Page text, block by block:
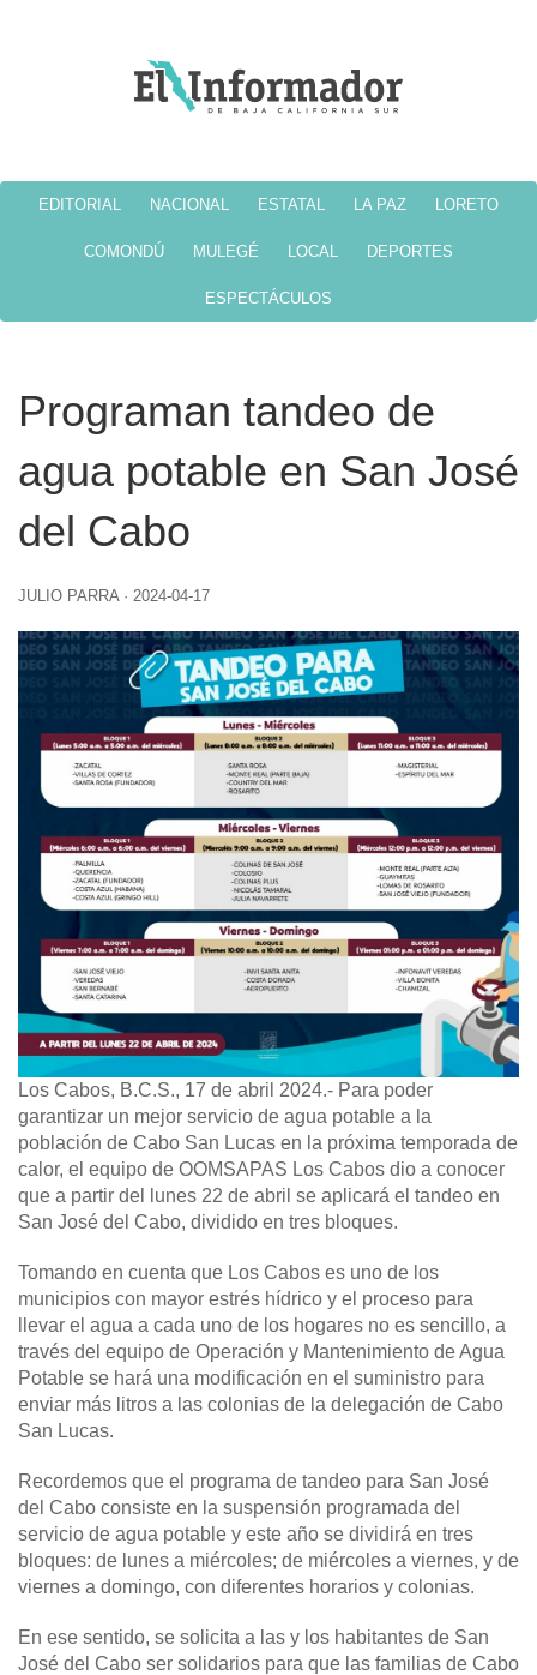
EDITORIAL NACIONAL ESTATAL LA PAZ LORETO
COMONDÚ MULEGÉ LOCAL DEPORTES
ESPECTÁCULOS
Programan tandeo de
agua potable en San José
del Cabo
JULIO PARRA · 2024-04-17
Los Cabos, B.C.S., 17 de abril 2024.- Para poder
garantizar un mejor servicio de agua potable a la
población de Cabo San Lucas en la próxima temporada de
calor, el equipo de OOMSAPAS Los Cabos dio a conocer
que a partir del lunes 22 de abril se aplicará el tandeo en
San José del Cabo, dividido en tres bloques.
Tomando en cuenta que Los Cabos es uno de los
municipios con mayor estrés hídrico y el proceso para
llevar el agua a cada uno de los hogares no es sencillo, a
través del equipo de Operación y Mantenimiento de Agua
Potable se hará una modificación en el suministro para
enviar más litros a las colonias de la delegación de Cabo
San Lucas.
Recordemos que el programa de tandeo para San José
del Cabo consiste en la suspensión programada del
servicio de agua potable y este año se dividirá en tres
bloques: de lunes a miércoles; de miércoles a viernes, y de
viernes a domingo, con diferentes horarios y colonias.
En ese sentido, se solicita a las y los habitantes de San
José del Cabo ser solidarios para que las familias de Cabo